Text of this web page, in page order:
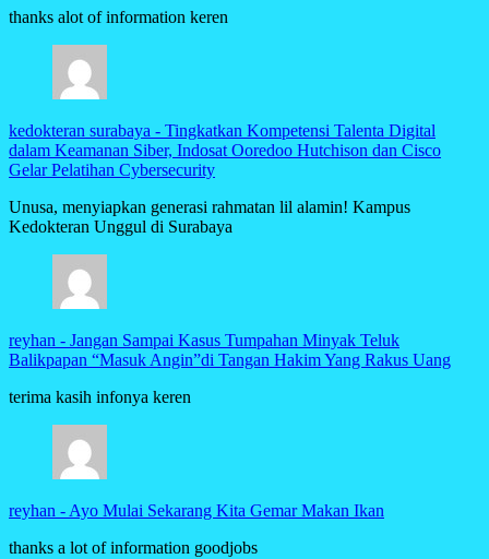
thanks alot of information keren
kedokteran surabaya - Tingkatkan Kompetensi Talenta Digital
dalam Keamanan Siber, Indosat Ooredoo Hutchison dan Cisco
Gelar Pelatihan Cybersecurity
Unusa, menyiapkan generasi rahmatan lil alamin! Kampus
Kedokteran Unggul di Surabaya
reyhan - Jangan Sampai Kasus Tumpahan Minyak Teluk
Balikpapan “Masuk Angin”di Tangan Hakim Yang Rakus Uang
terima kasih infonya keren
reyhan - Ayo Mulai Sekarang Kita Gemar Makan Ikan
thanks a lot of information goodjobs